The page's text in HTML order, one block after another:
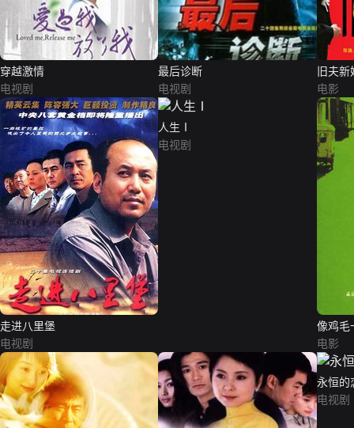
穿越激情
电视剧
最后诊断
电视剧
旧夫新
电影
走进八里堡
电视剧
人生Ⅰ
电视剧
像鸡毛
电影
永恒的
电视剧